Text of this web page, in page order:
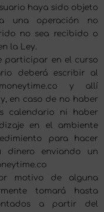
haya sido objeto
una operación no
no sea recibido o
la Ley.
participar en el curso
deberá escribir al
y allí
en caso de no haber
calendario ni haber
en el ambiente
para hacer
dinero enviando un
motivo de alguna
tomará hasta
a partir del